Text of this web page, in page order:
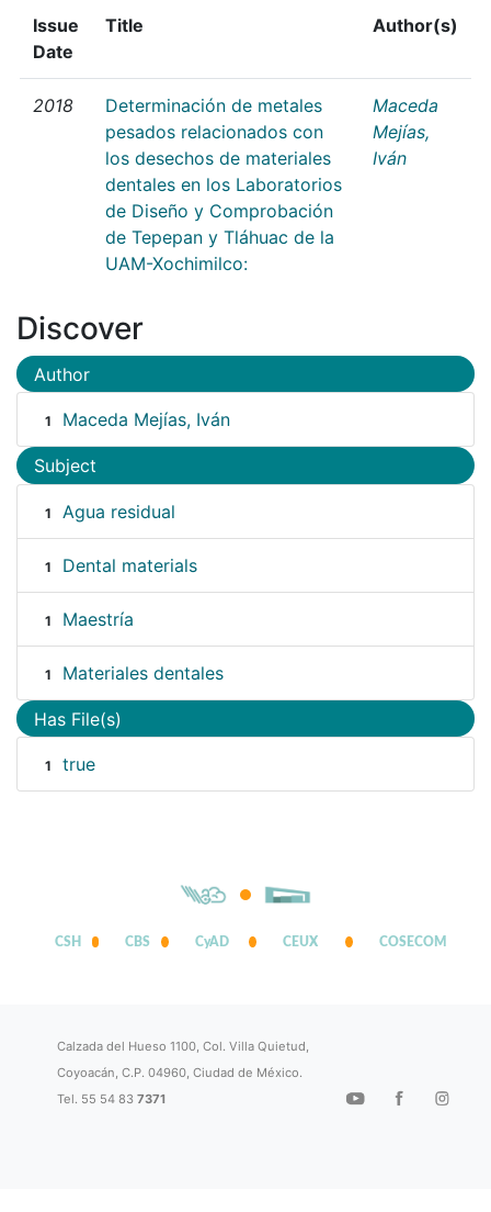
Issue
Date
Title Author(s)
2018
Determinación de metales
pesados relacionados con
los desechos de materiales
dentales en los Laboratorios
de Diseño y Comprobación
de Tepepan y Tláhuac de la
UAM-Xochimilco:
Maceda
Mejías,
Iván
Discover
Author
1 Maceda Mejías, Iván
Subject
1 Agua residual
1 Dental materials
1 Maestría
1 Materiales dentales
Has File(s)
1 true
CSH CBS CyAD CEUX COSECOM
Calzada del Hueso 1100, Col. Villa Quietud,
Coyoacán, C.P. 04960, Ciudad de México.
Tel. 55 54 837371